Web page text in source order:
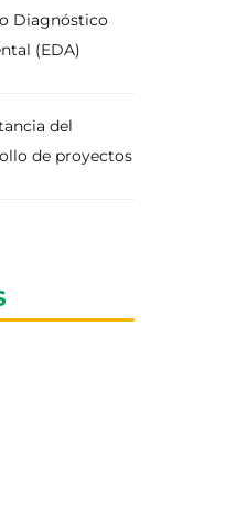
Diagnóstico
(EDA)
del
de proyectos